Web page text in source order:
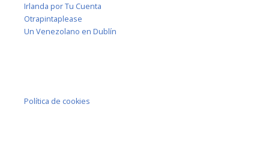
Irlanda por Tu Cuenta
Otrapintaplease
Un Venezolano en Dublín
Política de cookies